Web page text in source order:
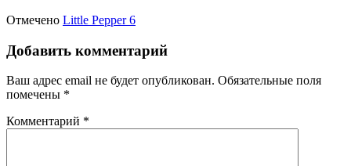
Отмечено Little Pepper 6
Добавить комментарий
Ваш адрес email не будет опубликован. Обязательные поля
помечены *
Комментарий *